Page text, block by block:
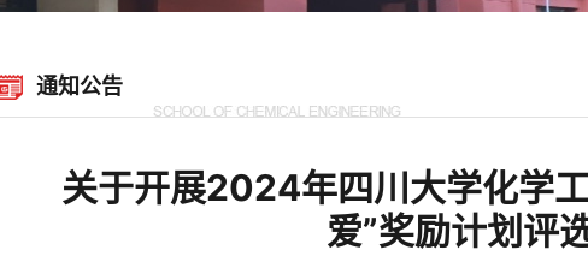
通知公告
关于开展2024年四川大学化学
爱”奖励计划评